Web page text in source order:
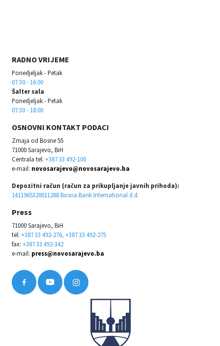
RADNO VRIJEME
Ponedjeljak - Petak
07:30 - 16:00
Šalter sala
Ponedjeljak - Petak
07:30 - 18:00
OSNOVNI KONTAKT PODACI
Zmaja od Bosne 55
71000 Sarajevo, BiH
Centrala tel: +387 33 492-100
e-mail: novosarajevo@novosarajevo.ba
Depozitni račun (račun za prikupljanje javnih prihoda):
1411965320011288 Bosna Bank International d.d.
Press
71000 Sarajevo, BiH
tel: +387 33 492-276, +387 33 492-275
fax: +387 33 492-342
e-mail: press@novosarajevo.ba